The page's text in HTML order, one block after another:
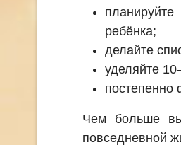
ребёнка;
делайте
уделяйте
постепенно
Чем больше
повседневной